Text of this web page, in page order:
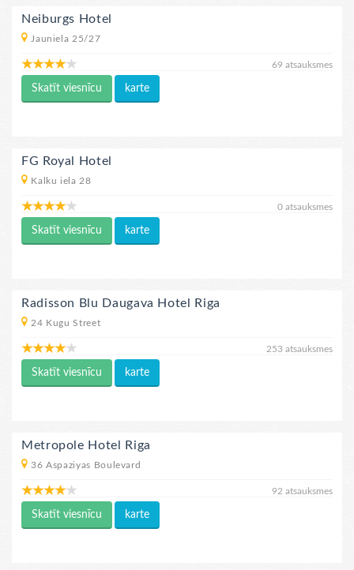
Neiburgs Hotel
Jauniela 25/27
69 atsauksmes
Skatīt viesnīcu karte
FG Royal Hotel
Kalku iela 28
0 atsauksmes
Skatīt viesnīcu karte
Radisson Blu Daugava Hotel Riga
24 Kugu Street
253 atsauksmes
Skatīt viesnīcu karte
Metropole Hotel Riga
36 Aspaziyas Boulevard
92 atsauksmes
Skatīt viesnīcu karte